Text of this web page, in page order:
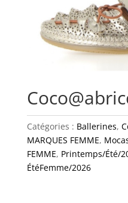
Catégories : Ballerines,
MARQUES FEMME,
FEMME, Printemps/Été/
ÉtéFemme/2026